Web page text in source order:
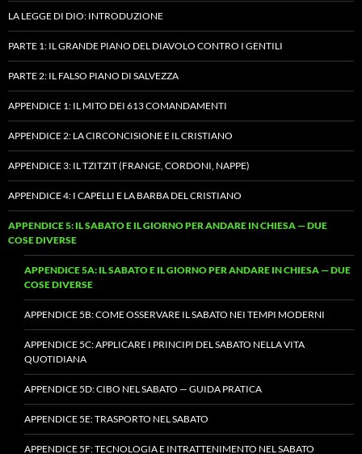
LA LEGGE DI DIO: INTRODUZIONE
PARTE 1: IL GRANDE PIANO DEL DIAVOLO CONTRO I GENTILI
PARTE 2: IL FALSO PIANO DI SALVEZZA
APPENDICE 1: IL MITO DEI 613 COMANDAMENTI
APPENDICE 2: LA CIRCONCISIONE E IL CRISTIANO
APPENDICE 3: IL TZITZIT (FRANGE, CORDONI, NAPPE)
APPENDICE 4: I CAPELLI E LA BARBA DEL CRISTIANO
APPENDICE 5: IL SABATO E IL GIORNO PER ANDARE IN CHIESA — DUE
COSE DIVERSE
APPENDICE 5A: IL SABATO E IL GIORNO PER ANDARE IN CHIESA — DUE
COSE DIVERSE
APPENDICE 5B: COME OSSERVARE IL SABATO NEI TEMPI MODERNI
APPENDICE 5C: APPLICARE I PRINCIPI DEL SABATO NELLA VITA
QUOTIDIANA
APPENDICE 5D: CIBO NEL SABATO — GUIDA PRATICA
APPENDICE 5E: TRASPORTO NEL SABATO
APPENDICE 5F: TECNOLOGIA E INTRATTENIMENTO NEL SABATO